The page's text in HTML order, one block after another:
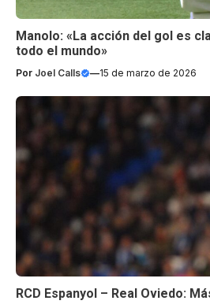
Manolo: «La acción del gol es
todo el mundo»
Por Joel Calls —15 de marzo de 2026
RCD Espanyol – Real Oviedo: